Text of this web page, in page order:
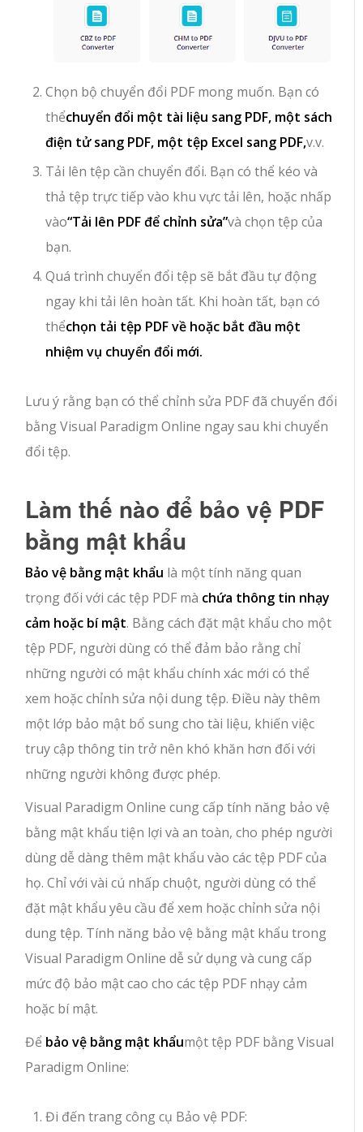
Chọn bộ chuyển đổi PDF mong muốn. Bạn có
thểchuyển đổi một tài liệu sang PDF, một sách
điện tử sang PDF, một tệp Excel sang PDF,v.v.
Tải lên tệp cần chuyển đổi. Bạn có thể kéo và
thả tệp trực tiếp vào khu vực tải lên, hoặc nhấp
vào“Tải lên PDF để chỉnh sửa”và chọn tệp của
bạn.
Quá trình chuyển đổi tệp sẽ bắt đầu tự động
ngay khi tải lên hoàn tất. Khi hoàn tất, bạn có
thểchọn tải tệp PDF về hoặc bắt đầu một
nhiệm vụ chuyển đổi mới.
Lưu ý rằng bạn có thể chỉnh sửa PDF đã chuyển đổi
bằng Visual Paradigm Online ngay sau khi chuyển
đổi tệp.
Làm thế nào để bảo vệ PDF
bằng mật khẩu
Bảo vệ bằng mật khẩu là một tính năng quan
trọng đối với các tệp PDF mà chứa thông tin nhạy
cảm hoặc bí mật. Bằng cách đặt mật khẩu cho một
tệp PDF, người dùng có thể đảm bảo rằng chỉ
những người có mật khẩu chính xác mới có thể
xem hoặc chỉnh sửa nội dung tệp. Điều này thêm
một lớp bảo mật bổ sung cho tài liệu, khiến việc
truy cập thông tin trở nên khó khăn hơn đối với
những người không được phép.
Visual Paradigm Online cung cấp tính năng bảo vệ
bằng mật khẩu tiện lợi và an toàn, cho phép người
dùng dễ dàng thêm mật khẩu vào các tệp PDF của
họ. Chỉ với vài cú nhấp chuột, người dùng có thể
đặt mật khẩu yêu cầu để xem hoặc chỉnh sửa nội
dung tệp. Tính năng bảo vệ bằng mật khẩu trong
Visual Paradigm Online dễ sử dụng và cung cấp
mức độ bảo mật cao cho các tệp PDF nhạy cảm
hoặc bí mật.
Để bảo vệ bằng mật khẩumột tệp PDF bằng Visual
Paradigm Online:
Đi đến trang công cụ Bảo vệ PDF: